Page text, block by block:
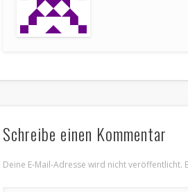
Schreibe einen Kommentar
Deine E-Mail-Adresse wird nicht veröffentlicht.